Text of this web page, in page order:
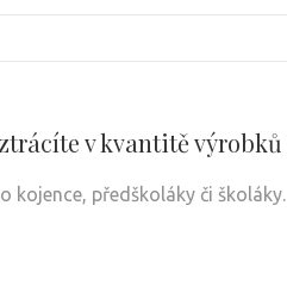
v kvantitě
předškoláky či